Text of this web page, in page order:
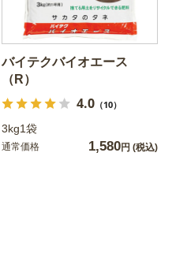
バイテクバイオエース
（R）
4.0（10）
3kg1袋
通常価格 1,580円 (税込)